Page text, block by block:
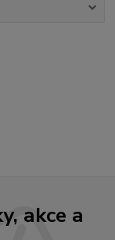
akce a